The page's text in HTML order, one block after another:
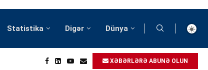
Statistika Digər Dünya
XƏBƏRLƏRƏ ABUNƏ OLUN